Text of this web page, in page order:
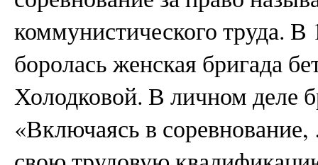
коммунистического труда. В
боролась женская
Холодковой. В личном деле
«Включаясь в